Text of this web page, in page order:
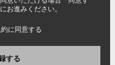
お進みください。
に同意する
する